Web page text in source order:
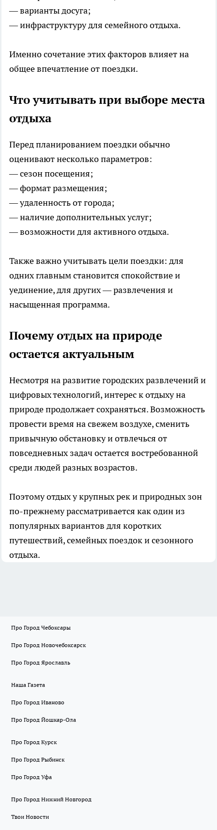
— варианты досуга;
— инфраструктуру для семейного отдыха.
Именно сочетание этих факторов влияет на
общее впечатление от поездки.
Что учитывать при выборе места
отдыха
Перед планированием поездки обычно
оценивают несколько параметров:
— сезон посещения;
— формат размещения;
— удаленность от города;
— наличие дополнительных услуг;
— возможности для активного отдыха.
Также важно учитывать цели поездки: для
одних главным становится спокойствие и
уединение, для других — развлечения и
насыщенная программа.
Почему отдых на природе
остается актуальным
Несмотря на развитие городских развлечений и
цифровых технологий, интерес к отдыху на
природе продолжает сохраняться. Возможность
провести время на свежем воздухе, сменить
привычную обстановку и отвлечься от
повседневных задач остается востребованной
среди людей разных возрастов.
Поэтому отдых у крупных рек и природных зон
по-прежнему рассматривается как один из
популярных вариантов для коротких
путешествий, семейных поездок и сезонного
отдыха.
Про Город Чебоксары
Про Город Новочебоксарск
Про Город Ярославль
Наша Газета
Про Город Иваново
Про Город Йошкар-Ола
Про Город Курск
Про Город Рыбинск
Про Город Уфа
Про Город Нижний Новгород
Твои Новости